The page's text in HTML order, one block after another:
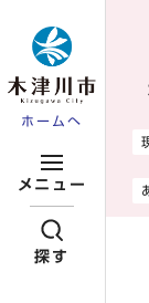
ホームへ
メニュー
探す
こ